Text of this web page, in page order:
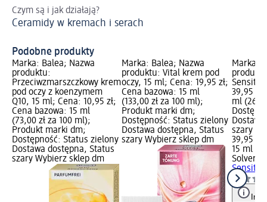
Czym są i jak działają?
Ceramidy w kremach i serach
Podobne produkty
Marka: Balea; Nazwa
produktu:
Przeciwzmarszczkowy krem
pod oczy z koenzymem
Q10, 15 ml; Cena: 10,95 zł;
Cena bazowa: 15 ml
(73,00 zł za 100 ml);
Produkt marki dm;
Dostępność: Status zielony
Dostawa dostępna, Status
szary Wybierz sklep dm
Marka: Balea; Nazwa
produktu: Vital krem pod
oczy, 15 ml; Cena: 19,95 zł;
Cena bazowa: 15 ml
(133,00 zł za 100 ml);
Produkt marki dm;
Dostępność: Status zielony
Dostawa dostępna, Status
szary Wybierz sklep dm
Marka:
39,95
ml
szary
39,95 zł
15 ml
Solverx